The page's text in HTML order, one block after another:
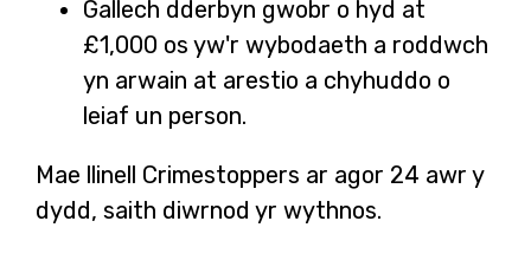
Gallech dderbyn gwobr o hyd at
£1,000 os yw'r wybodaeth a roddwch
yn arwain at arestio a chyhuddo o
leiaf un person.
Mae llinell Crimestoppers ar agor 24 awr y
dydd, saith diwrnod yr wythnos.